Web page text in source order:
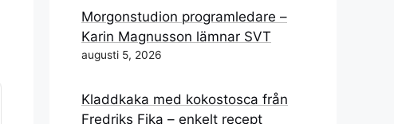
Morgonstudion programledare –
Karin Magnusson lämnar SVT
augusti 5, 2026
Kladdkaka med kokostosca från
Fredriks Fika – enkelt recept